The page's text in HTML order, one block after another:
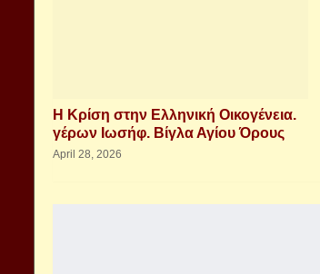
Η Κρίση στην Ελληνική Οικογένεια.
γέρων Ιωσήφ. Βίγλα Αγίου Όρους
April 28, 2026